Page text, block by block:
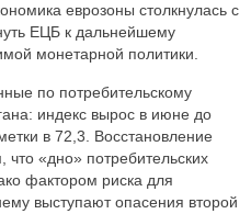
еврозоны столкнулась с
ЕЦБ к дальнейшему
монетарной политики.
по потребительскому
индекс вырос в июне до
в 72,3. Восстановление
что «дно» потребительских
фактором риска для
выступают опасения второй